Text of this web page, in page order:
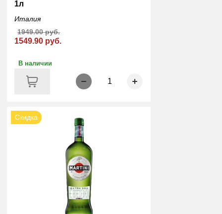
1л
Италия
1549.90 руб.
1949.00 руб.
В наличии
1
Скидка